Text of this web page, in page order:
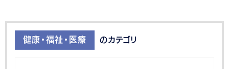
健康・福祉・医療 のカテゴリ